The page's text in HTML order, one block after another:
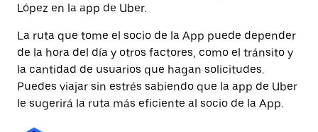
López en la app de Uber.
La ruta que tome el socio de la App puede depender
de la hora del día y otros factores, como el tránsito y
la cantidad de usuarios que hagan solicitudes.
Puedes viajar sin estrés sabiendo que la app de Uber
le sugerirá la ruta más eficiente al socio de la App.